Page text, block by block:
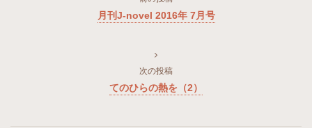
月刊J-novel 2016年 7月号
次の投稿
てのひらの熱を（2）